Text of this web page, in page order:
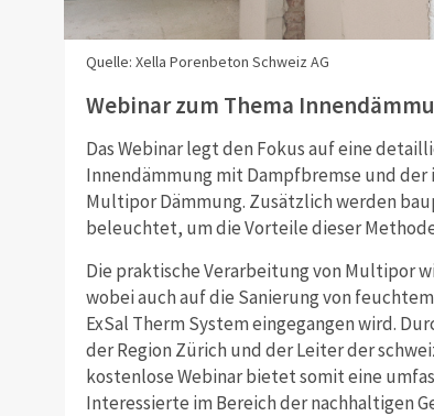
Quelle: Xella Porenbeton Schweiz AG
Webinar zum Thema
Das Webinar legt den Fokus auf eine
Innendämmung mit Dampfbremse und
Multipor Dämmung. Zusätzlich werden
beleuchtet, um die Vorteile dieser
Die praktische Verarbeitung von Multipor
wobei auch auf die Sanierung von
ExSal Therm System eingegangen wird.
der Region Zürich und der Leiter der
kostenlose Webinar bietet somit eine
Interessierte im Bereich der nachhaltigen